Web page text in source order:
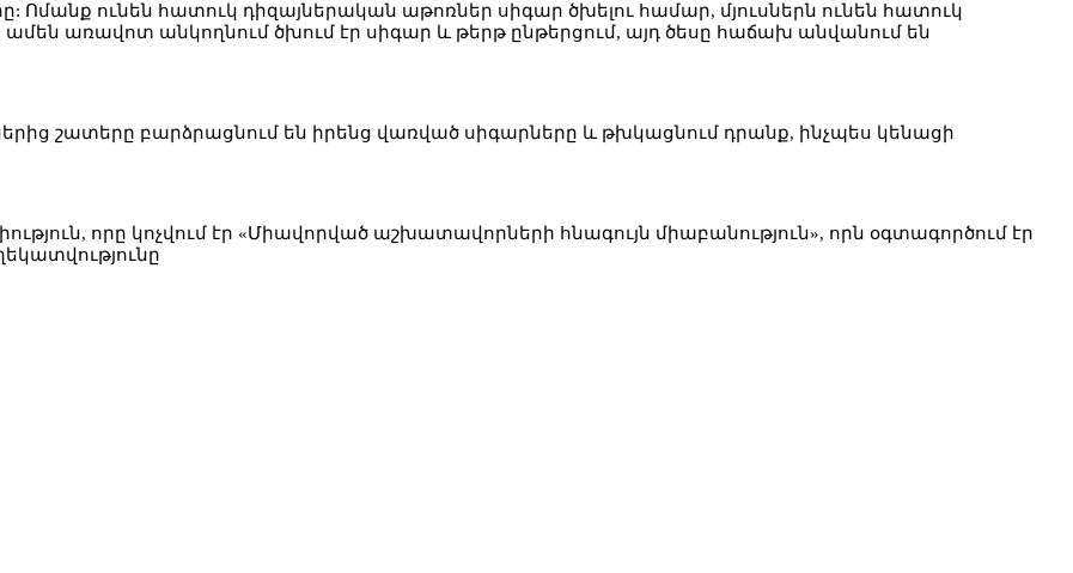
Ոմանք ունեն հատուկ դիզայներական աթոռներ սիգար ծխելու համար, մյուսներն ունեն հատուկ
ամեն առավոտ անկողնում ծխում էր սիգար և թերթ ընթերցում, այդ ծեսը հաճախ անվանում են
շատերը բարձրացնում են իրենց վառված սիգարները և թխկացնում դրանք, ինչպես կենացի
որը կոչվում էր «Միավորված աշխատավորների հնագույն միաբանություն», որն օգտագործում էր